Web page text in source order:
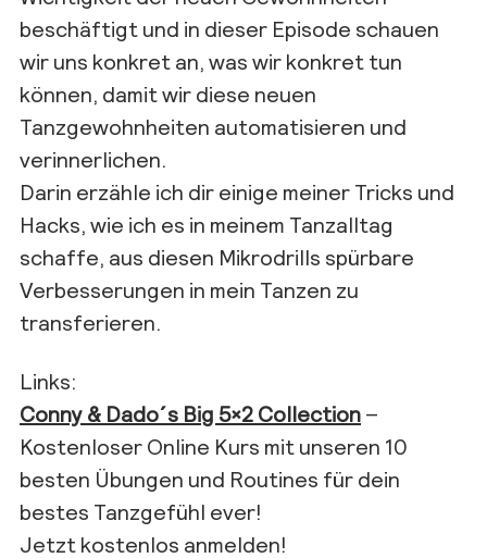
beschäftigt und in dieser Episode schauen
wir uns konkret an, was wir konkret tun
können, damit wir diese neuen
Tanzgewohnheiten automatisieren und
verinnerlichen.
Darin erzähle ich dir einige meiner Tricks und
Hacks, wie ich es in meinem Tanzalltag
schaffe, aus diesen Mikrodrills spürbare
Verbesserungen in mein Tanzen zu
transferieren.
Links:
Conny & Dado´s Big 5×2 Collection –
Kostenloser Online Kurs mit unseren 10
besten Übungen und Routines für dein
bestes Tanzgefühl ever!
Jetzt kostenlos anmelden!